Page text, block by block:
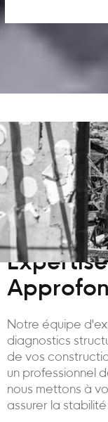
Notre équipe
diagnostics
de vos
un professionnel
nous mettons à
assurer la